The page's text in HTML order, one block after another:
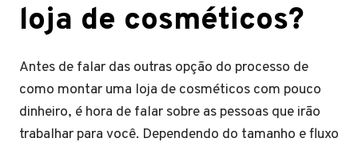
loja de cosméticos?
Antes de falar das outras opção do processo de
como montar uma loja de cosméticos com pouco
dinheiro, é hora de falar sobre as pessoas que irão
trabalhar para você. Dependendo do tamanho e fluxo